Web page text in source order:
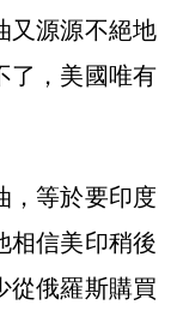
又源源不絕地
了，美國唯有
，等於要印度
相信美印稍後
從俄羅斯購買